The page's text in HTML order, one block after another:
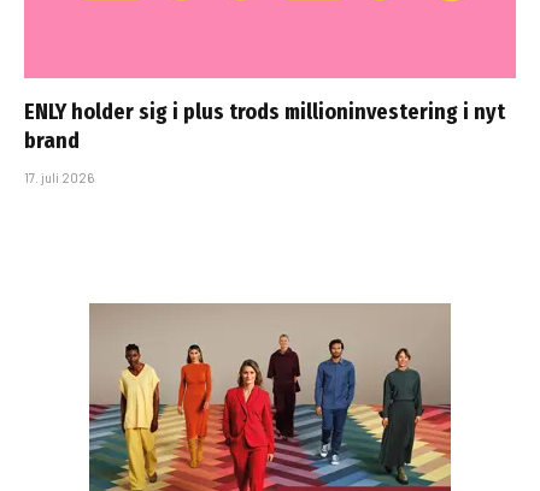
ENLY holder sig i plus trods millioninvestering i nyt
brand
17. juli 2026